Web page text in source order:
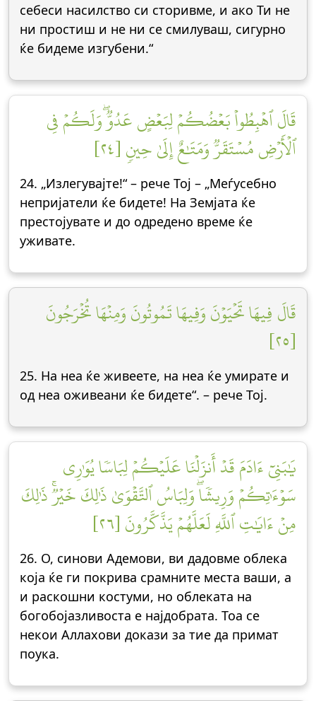
себеси насилство си сторивме, и ако Ти не
ни простиш и не ни се смилуваш, сигурно
ќе бидеме изгубени.“
قَالَ ٱهۡبِطُواْ بَعۡضُكُمۡ لِبَعۡضٍ عَدُوّٞۖ وَلَكُمۡ فِي
ٱلۡأَرۡضِ مُسۡتَقَرّٞ وَمَتَٰعٌ إِلَىٰ حِينٖ [٢٤]
24. „Излегувајте!“ – рече Тој – „Меѓусебно
непријатели ќе бидете! На Земјата ќе
престојувате и до одредено време ќе
уживате.
قَالَ فِيهَا تَحۡيَوۡنَ وَفِيهَا تَمُوتُونَ وَمِنۡهَا تُخۡرَجُونَ
[٢٥]
25. На неа ќе живеете, на неа ќе умирате и
од неа оживеани ќе бидете“. – рече Тој.
يَٰبَنِيٓ ءَادَمَ قَدۡ أَنزَلۡنَا عَلَيۡكُمۡ لِبَاسٗا يُوَٰرِي
سَوۡءَٰتِكُمۡ وَرِيشٗاۖ وَلِبَاسُ ٱلتَّقۡوَىٰ ذَٰلِكَ خَيۡرٞۚ ذَٰلِكَ
مِنۡ ءَايَٰتِ ٱللَّهِ لَعَلَّهُمۡ يَذَّكَّرُونَ [٢٦]
26. О, синови Адемови, ви дадовме облека
која ќе ги покрива срамните места ваши, а
и раскошни костуми, но облеката на
богобојазливоста е најдобрата. Тоа се
некои Аллахови докази за тие да примат
поука.